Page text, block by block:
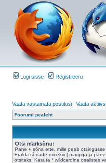
Logi sisse Registreeru
Vaata vastamata postitusi | Vaata
Foorumi pealeht
Otsi märksõnu:
Pane + sõna ette, mille peab otsingusse
Eralda sõnade nimekiri | märgiga ja
otsitaks. Kasuta * wildcardina osalistes